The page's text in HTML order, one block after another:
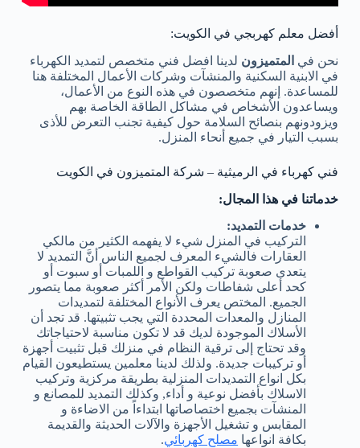
أفضل معلم كهربجي في الكويت:
نحن في المتميزون لدينا افضل فني متخصص لتمديد الكهرباء
في الابنية السكنية والمنشآت وشركات الأعمال المختلفة هنا
للمساعدة. إنهم متخصصون في هذه النوع من الأعمال،
ويساعدون الأشخاص في مشاكل الطاقة الخاصة بهم
ويزودونهم بنصائح السلامة حول كيفية تجنب التعرض للأذى
بسبب التيار في جميع أنحاء المنزل.
فني كهرباء في الرميثية – شركة المتميزون في الكويت
خدماتنا في هذا المجال:
خدمات التمديد:
التركيب في المنزل شيء لا يفهمه الكثير من مالكي
العقارات فالشيء المعرف لجميع الناس أنَّ التمديد لا
يتعدى صعوبة تركيب القواطع و اللمبات أو سبوت أو
كحد أعلى شفاطات ولكن الأمر أكثر صعوبة مما يتصور
الجميع. المختص يعرف الأنواع المختلفة لتمديدات
المنازل والمعدات المحددة التي يجب تثبيتها. قد تجد أن
الأسلاك الموجودة لديك قد لا تكون مناسبة لاحتياجاتك
وقد تحتاج إلى ترقية النظام في منزلك قبل تثبيت أجهزة
أو تركيبات جديدة. ولذلك لدينا معلمين يستطيعون القيام
بكل انواع التمديدات المنزلية بطريقة مركزية وتركيب
الاسلاك بأفضل نوعية و أداء, وكذلك التمديد للمصانع و
المنشآت بجميع اختصاصاتها ابتداءاً من الاضاءة و
المقابس و تشغيل الأجهزة والآلات الحديثة والقديمة
بكافة انواعها مصلح كهربائي.